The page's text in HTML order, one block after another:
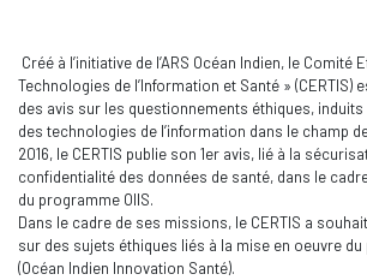
Créé à l’initiative de l’ARS Océan Indien, le Comité
Technologies de l’Information et Santé » (CERTIS)
des avis sur les questionnements éthiques,
des technologies de l’information dans le champ
2016, le CERTIS publie son 1er avis, lié à la
confidentialité des données de santé, dans le
du programme OIIS.
Dans le cadre de ses missions, le CERTIS a
sur des sujets éthiques liés à la mise en oeuvre du
(Océan Indien Innovation Santé).